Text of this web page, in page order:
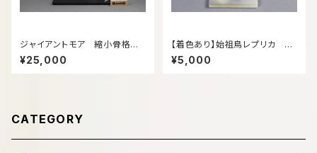
ジャイアントモア 縮小骨格模
型
¥25,000
【着色あり】始祖鳥レプリカ 約
12㎝
¥5,000
CATEGORY